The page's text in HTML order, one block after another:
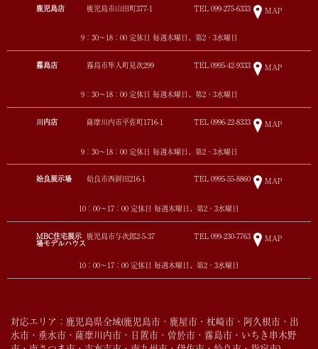
鹿児島店 鹿児島市山田町377-1 TEL 099-275-6333 MAP
9：30～18：00 定休日 毎週木曜日、第2・3水曜日
霧島店 霧島市隼人町見次299 TEL 0995-42-9333 MAP
9：30～18：00 定休日 毎週木曜日、第2・3水曜日
川内店 薩摩川内市平佐町1716-1 TEL 0996-22-8333 MAP
9：30～18：00 定休日 毎週木曜日、第2・3水曜日
姶良展示場 姶良市西餅田216-1 TEL 0995-55-8860 MAP
10：00～17：00 定休日 毎週木曜日、第2・3水曜日
MBC住宅展示
場モデルハウス
鹿児島市与次郎2-5-37 TEL 099-230-7763 MAP
10：00～17：00 定休日 毎週木曜日、第2・3水曜日
対応エリア：鹿児島県全域(鹿児島市・鹿屋市・枕崎市・阿久根市・出
水市・垂水市・薩摩川内市・日置市・曽於市・霧島市・いちき串木野